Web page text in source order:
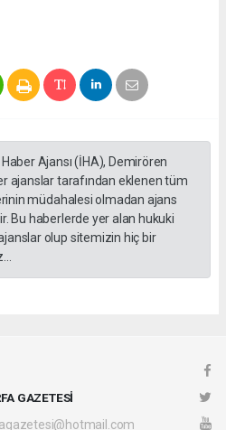
Ajansı (İHA), Demirören
ajanslar tarafından eklenen tüm
müdahalesi olmadan ajans
Bu haberlerde yer alan hukuki
olup sitemizin hiç bir
GAZETESİ